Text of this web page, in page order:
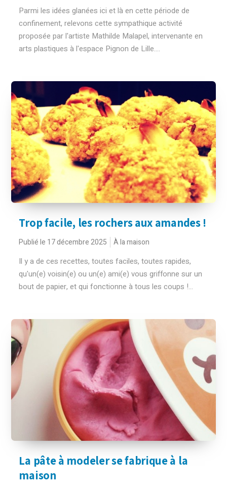
Parmi les idées glanées ici et là en cette période de
confinement, relevons cette sympathique activité
proposée par l'artiste Mathilde Malapel, intervenante en
arts plastiques à l'espace Pignon de Lille....
Trop facile, les rochers aux amandes !
Publié le 17 décembre 2025 À la maison
Il y a de ces recettes, toutes faciles, toutes rapides,
qu'un(e) voisin(e) ou un(e) ami(e) vous griffonne sur un
bout de papier, et qui fonctionne à tous les coups !...
La pâte à modeler se fabrique à la
maison